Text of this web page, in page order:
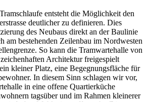
entsteht die Möglichkeit den
deutlicher zu definieren. Dies
des Neubaus direkt an der Baulinie
am bestehenden Zeilenbau im Nordwesten
So kann die Tramwartehalle von
Architektur freigespielt
kleiner Platz, eine Begegnungsfläche für
In diesem Sinn schlagen wir vor,
in eine offene Quartierküche
tagsüber und im Rahmen kleinerer